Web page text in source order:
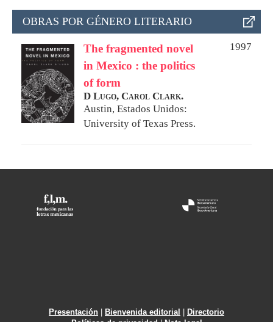
OBRAS POR GÉNERO LITERARIO
The fragmented novel
in Mexico : the politics
of form
1997
D Lugo, Carol Clark.
Austin, Estados Unidos:
University of Texas Press.
Presentación | Bienvenida editorial | Directorio